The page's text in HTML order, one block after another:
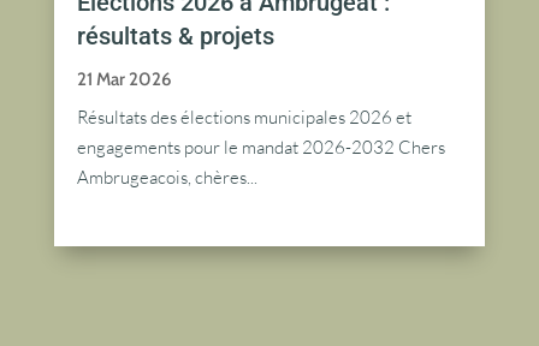
résultats & projets
21 Mar 2026
Résultats des élections municipales 2026 et
engagements pour le mandat 2026-2032 Chers
Ambrugeacois, chères...